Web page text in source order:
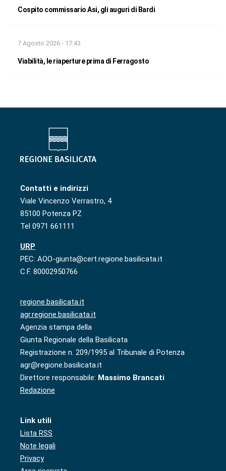
Cospito commissario Asi, gli auguri di Bardi
7 Agosto 2026 - 17:43
Viabilità, le riaperture prima di Ferragosto
Contatti e indirizzi
Viale Vincenzo Verrastro, 4
85100 Potenza PZ
Tel 0971 661111
URP
PEC: AOO-giunta@cert.regione.basilicata.it
C.F. 80002950766
regione.basilicata.it
agr.regione.basilicata.it
Agenzia stampa della
Giunta Regionale della Basilicata
Registrazione n. 209/1995 al Tribunale di Potenza
agr@regione.basilicata.it
Direttore responsabile: Massimo Brancati
Redazione
Link utili
Lista RSS
Note legali
Privacy